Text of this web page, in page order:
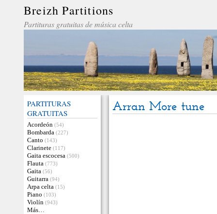
Breizh Partitions
Partituras gratuitas de música celta
PARTITURAS
GRATUITAS
Acordeón (54)
Bombarda (227)
Canto (143)
Clarinete (117)
Gaita escocesa (500)
Flauta (773)
Gaita (56)
Guitarra (94)
Arpa celta (15)
Piano (103)
Violín (943)
Más…
Arran More tune